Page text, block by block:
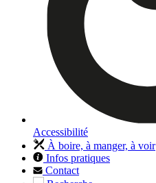
Accessibilité
À boire, à manger, à voir
Infos pratiques
Contact